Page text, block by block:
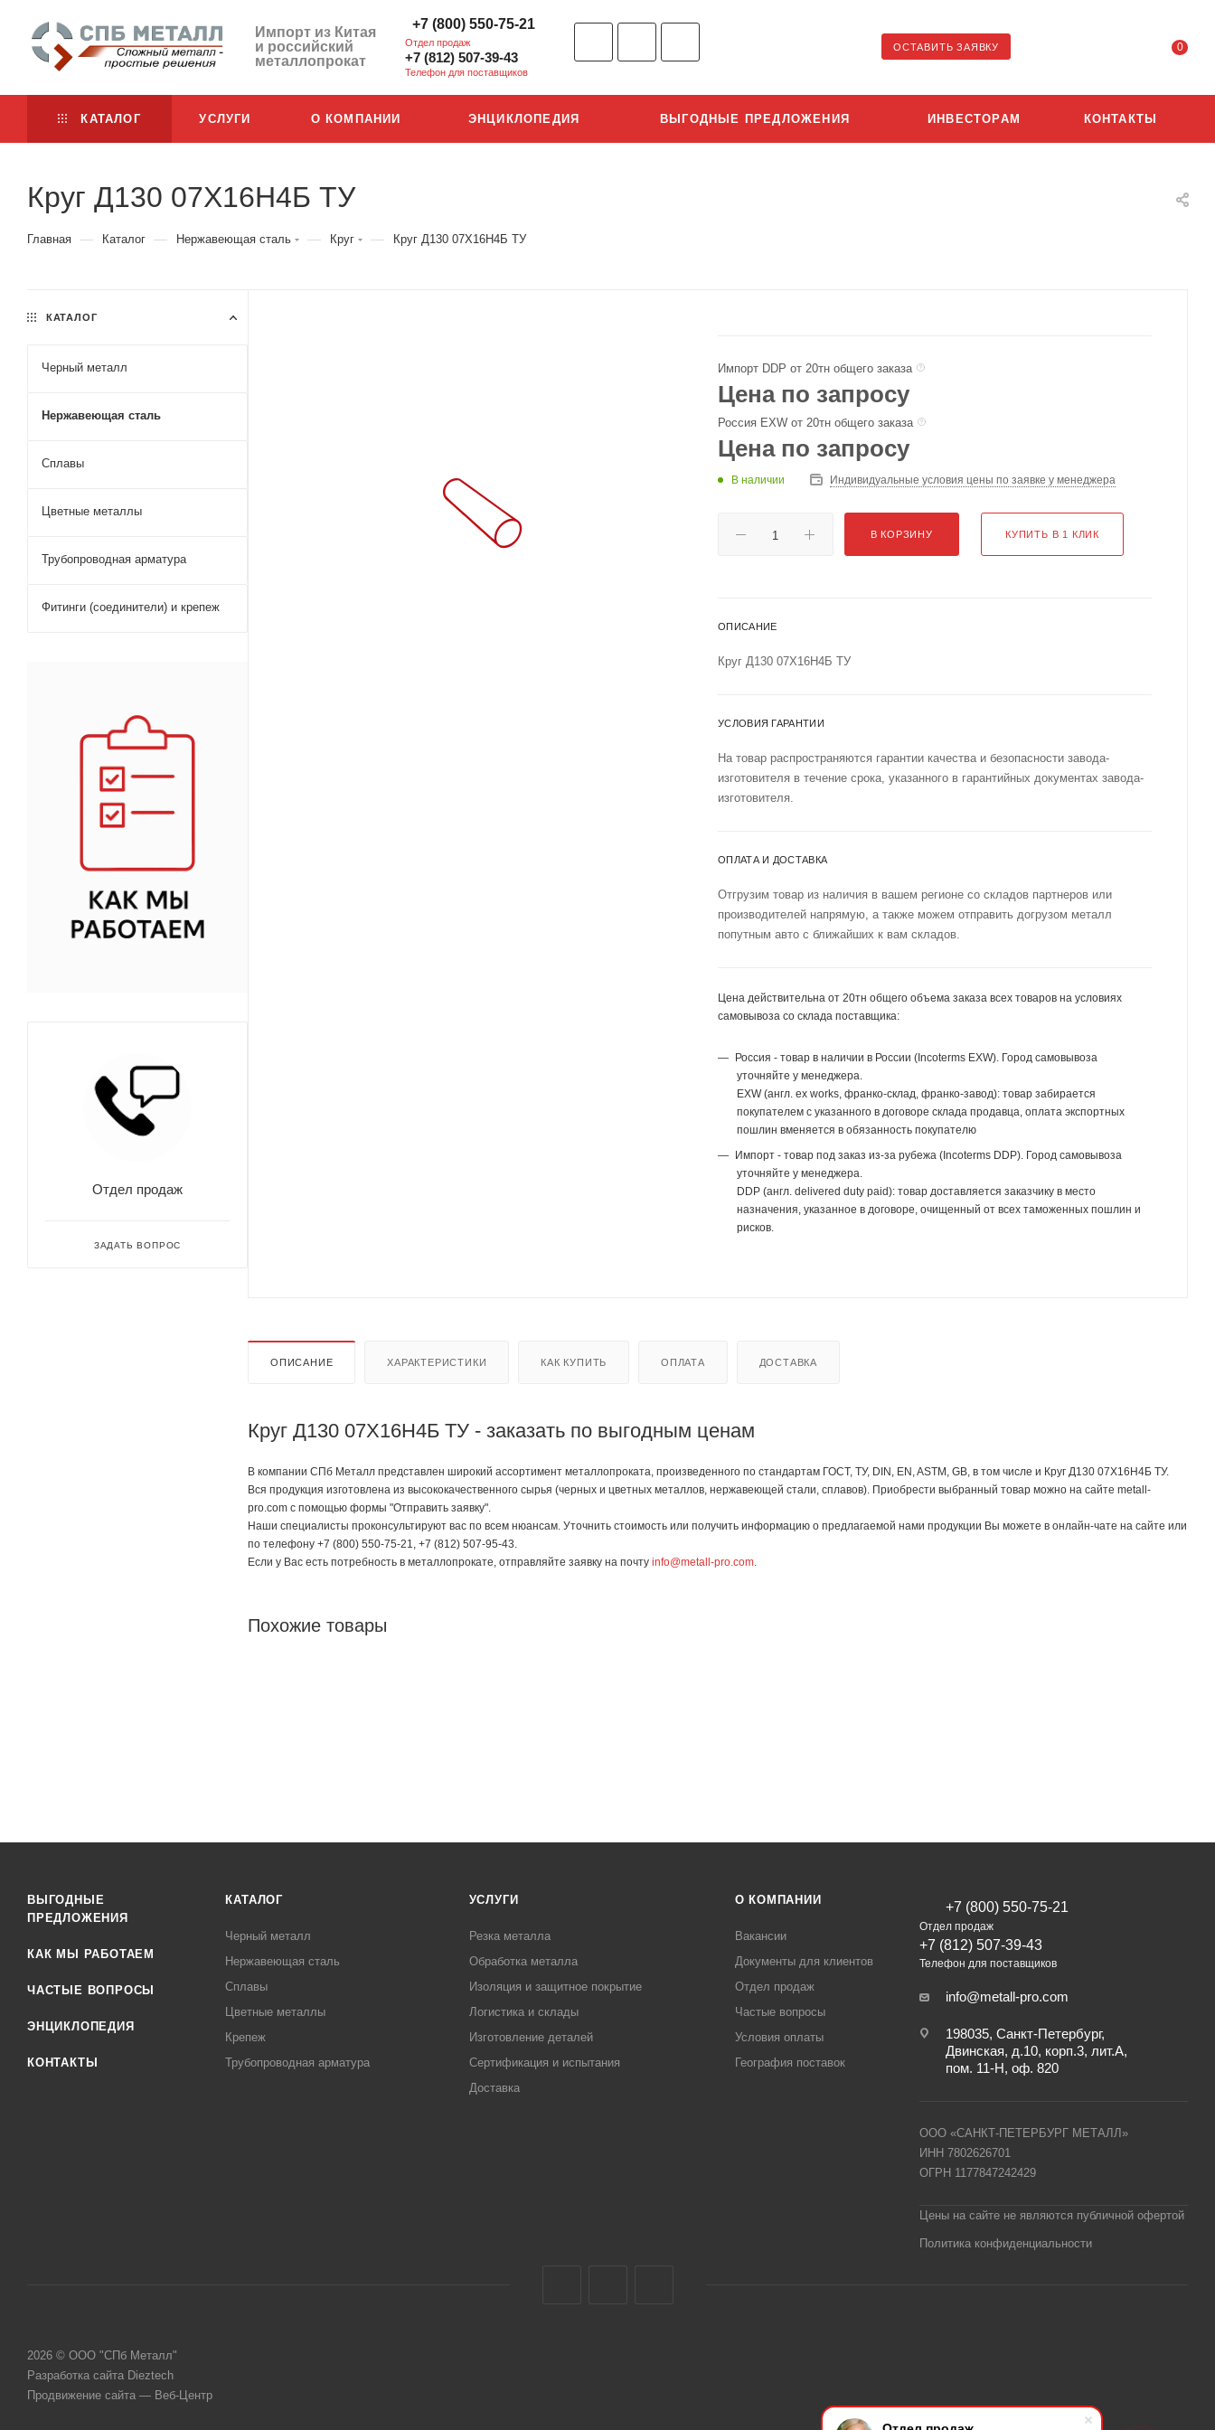
Импорт из Китая
и российский
металлопрокат
+7 (800) 550-75-21
Отдел продаж
+7 (812) 507-39-43
Телефон для поставщиков
ОСТАВИТЬ ЗАЯВКУ 0
КАТАЛОГ УСЛУГИ О КОМПАНИИ ЭНЦИКЛОПЕДИЯ ВЫГОДНЫЕ ПРЕДЛОЖЕНИЯ ИНВЕСТОРАМ КОНТАКТЫ
Круг Д130 07Х16Н4Б ТУ
Главная — Каталог — Нержавеющая сталь — Круг — Круг Д130 07Х16Н4Б ТУ
Импорт DDP от 20тн общего заказа
Цена по запросу
Россия EXW от 20тн общего заказа
Цена по запросу
В наличии Индивидуальные условия цены по заявке у менеджера
В КОРЗИНУ КУПИТЬ В 1 КЛИК
ОПИСАНИЕ
Круг Д130 07Х16Н4Б ТУ
УСЛОВИЯ ГАРАНТИИ
На товар распространяются гарантии качества и безопасности завода-
изготовителя в течение срока, указанного в гарантийных документах завода-
изготовителя.
ОПЛАТА И ДОСТАВКА
Отгрузим товар из наличия в вашем регионе со складов партнеров или
производителей напрямую, а также можем отправить догрузом металл
попутным авто с ближайших к вам складов.
Цена действительна от 20тн общего объема заказа всех товаров на условиях
самовывоза со склада поставщика:
Россия - товар в наличии в России (Incoterms EXW). Город самовывоза
уточняйте у менеджера.
EXW (англ. ex works, франко-склад, франко-завод): товар забирается
покупателем с указанного в договоре склада продавца, оплата экспортных
пошлин вменяется в обязанность покупателю
Импорт - товар под заказ из-за рубежа (Incoterms DDP). Город самовывоза
уточняйте у менеджера.
DDP (англ. delivered duty paid): товар доставляется заказчику в место
назначения, указанное в договоре, очищенный от всех таможенных пошлин и
рисков.
ОПИСАНИЕ ХАРАКТЕРИСТИКИ КАК КУПИТЬ ОПЛАТА ДОСТАВКА
Круг Д130 07Х16Н4Б ТУ - заказать по выгодным ценам
В компании СПб Металл представлен широкий ассортимент металлопроката, произведенного по стандартам ГОСТ, ТУ, DIN, EN, ASTM, GB, в том числе и Круг Д130 07Х16Н4Б ТУ.
Вся продукция изготовлена из высококачественного сырья (черных и цветных металлов, нержавеющей стали, сплавов). Приобрести выбранный товар можно на сайте metall-
pro.com с помощью формы "Отправить заявку".
Наши специалисты проконсультируют вас по всем нюансам. Уточнить стоимость или получить информацию о предлагаемой нами продукции Вы можете в онлайн-чате на сайте или
по телефону +7 (800) 550-75-21, +7 (812) 507-95-43.
Если у Вас есть потребность в металлопрокате, отправляйте заявку на почту info@metall-pro.com.
Похожие товары
КАТАЛОГ
Черный металл
Нержавеющая сталь
Сплавы
Цветные металлы
Трубопроводная арматура
Фитинги (соединители) и крепеж
Отдел продаж
ЗАДАТЬ ВОПРОС
ВЫГОДНЫЕ
ПРЕДЛОЖЕНИЯ
КАК МЫ РАБОТАЕМ
ЧАСТЫЕ ВОПРОСЫ
ЭНЦИКЛОПЕДИЯ
КОНТАКТЫ
КАТАЛОГ
Черный металл
Нержавеющая сталь
Сплавы
Цветные металлы
Крепеж
Трубопроводная арматура
УСЛУГИ
Резка металла
Обработка металла
Изоляция и защитное покрытие
Логистика и склады
Изготовление деталей
Сертификация и испытания
Доставка
О КОМПАНИИ
Вакансии
Документы для клиентов
Отдел продаж
Частые вопросы
Условия оплаты
География поставок
+7 (800) 550-75-21
Отдел продаж
+7 (812) 507-39-43
Телефон для поставщиков
info@metall-pro.com
198035, Санкт-Петербург,
Двинская, д.10, корп.3, лит.А,
пом. 11-Н, оф. 820
ООО «САНКТ-ПЕТЕРБУРГ МЕТАЛЛ»
ИНН 7802626701
ОГРН 1177847242429
Цены на сайте не являются публичной офертой
Политика конфиденциальности
2026 © ООО "СПб Металл"
Разработка сайта Dieztech
Продвижение сайта — Веб-Центр